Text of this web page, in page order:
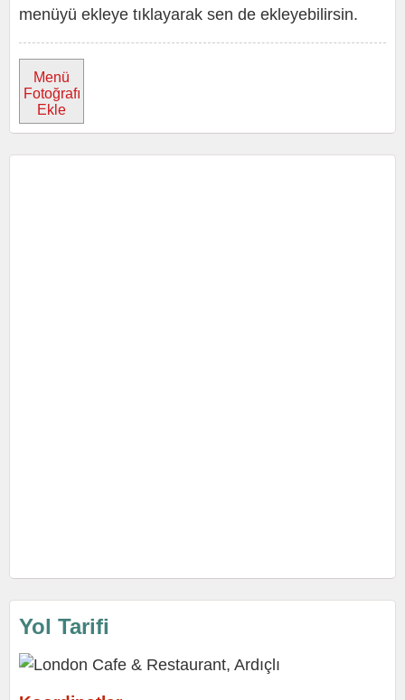
menüyü ekleye tıklayarak sen de ekleyebilirsin.
Menü
Fotoğrafı
Ekle
Yol Tarifi